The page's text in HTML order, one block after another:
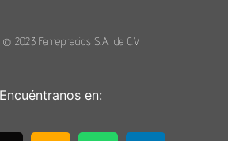
© 2023 Ferreprecios S.A. de C.V.
Encuéntranos en: